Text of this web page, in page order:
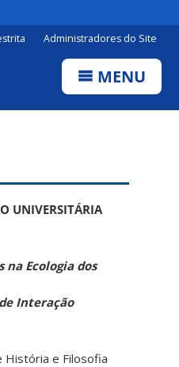
Administradores do Site
MENU
UNIVERSITÁRIA
na Ecologia dos
Interação
e Filosofia